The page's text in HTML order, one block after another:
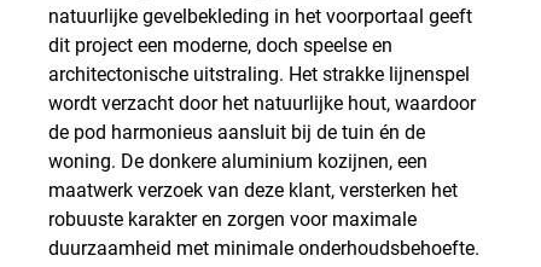
natuurlijke gevelbekleding in het voorportaal geeft
dit project een moderne, doch speelse en
architectonische uitstraling. Het strakke lijnenspel
wordt verzacht door het natuurlijke hout, waardoor
de pod harmonieus aansluit bij de tuin én de
woning. De donkere aluminium kozijnen, een
maatwerk verzoek van deze klant, versterken het
robuuste karakter en zorgen voor maximale
duurzaamheid met minimale onderhoudsbehoefte.